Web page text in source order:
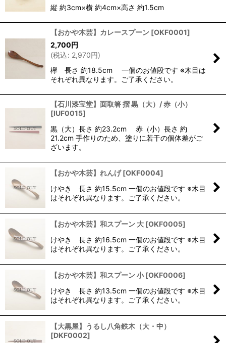
縦 約3cm×横 約4cm×高さ 約1.5cm
【おかや木芸】カレースプーン [OKF0001]
2,700円
(税込: 2,970円)
欅 長さ 約18.5cm 一個のお値段です ※木目は
それぞれ異なります。ご了承ください。
【石川漆宝堂】面取箸 摺 黒（大）/ 赤（小）
[IUF0015]
黒（大）長さ 約23.2cm 赤（小）長さ 約
21.2cm 手作りのため、塗りに若干の個体差がご
ざいます。
【おかや木芸】れんげ [OKF0004]
けやき 長さ 約15.5cm 一個のお値段です ※木目
はそれぞれ異なります。ご了承ください。
【おかや木芸】和スプーン 大 [OKF0005]
けやき 長さ 約16.5cm 一個のお値段です ※木目
はそれぞれ異なります。ご了承ください。
【おかや木芸】和スプーン 小 [OKF0006]
けやき 長さ 約13.5cm 一個のお値段です ※木目
はそれぞれ異なります。ご了承ください。
【大黒屋】うるし八角鉄木（大・中）
[DKF0002]